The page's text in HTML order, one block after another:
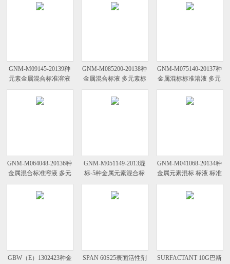
GNM-M09145-20139种
元素金属混合标准溶液
多元素标液
GNM-M085200-20138种
金属混合标液 多元素标
准溶液
GNM-M075140-20137种
金属混标标准溶液 多元
素混合标液
GNM-M064048-20136种
金属混合标准溶液 多元
素混标
GNM-M051149-2013混
标-5种金属元素混合标
准溶液
GNM-M041068-20134种
金属元素混标 标液 标准
溶液
GBW（E）1302423种金
SPAN 60S25表面活性剂
SURFACTANT 10G巴斯